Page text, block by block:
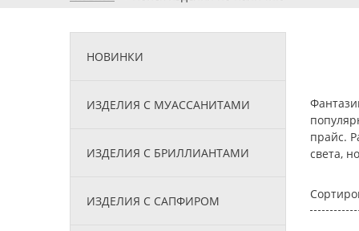
НОВИНКИ
ИЗДЕЛИЯ С МУАССАНИТАМИ
ИЗДЕЛИЯ С БРИЛЛИАНТАМИ
ИЗДЕЛИЯ С САПФИРОМ
прайс.
света,